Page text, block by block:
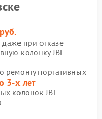
даже при отказе
колонку JBL
ремонту портативных
3-х лет
колонок JBL